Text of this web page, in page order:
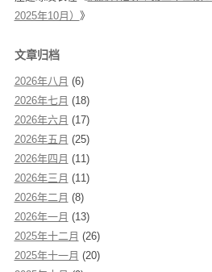
2025年10月） 》
文章归档
2026年八月 (6)
2026年七月 (18)
2026年六月 (17)
2026年五月 (25)
2026年四月 (11)
2026年三月 (11)
2026年二月 (8)
2026年一月 (13)
2025年十二月 (26)
2025年十一月 (20)